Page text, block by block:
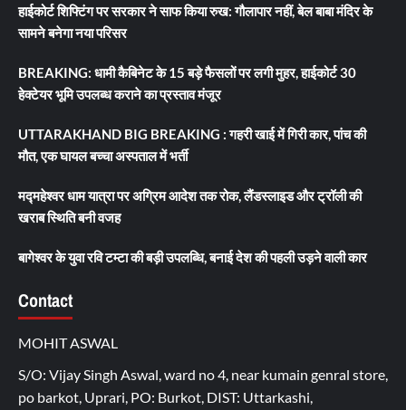
हाईकोर्ट शिफ्टिंग पर सरकार ने साफ किया रुख: गौलापार नहीं, बेल बाबा मंदिर के
सामने बनेगा नया परिसर
BREAKING: धामी कैबिनेट के 15 बड़े फैसलों पर लगी मुहर, हाईकोर्ट 30
हेक्टेयर भूमि उपलब्ध कराने का प्रस्ताव मंजूर
UTTARAKHAND BIG BREAKING : गहरी खाई में गिरी कार, पांच की
मौत, एक घायल बच्चा अस्पताल में भर्ती
मद्महेश्वर धाम यात्रा पर अग्रिम आदेश तक रोक, लैंडस्लाइड और ट्रॉली की
खराब स्थिति बनी वजह
बागेश्वर के युवा रवि टम्टा की बड़ी उपलब्धि, बनाई देश की पहली उड़ने वाली कार
Contact
MOHIT ASWAL
S/O: Vijay Singh Aswal, ward no 4, near kumain genral store,
po barkot, Uprari, PO: Burkot, DIST: Uttarkashi,